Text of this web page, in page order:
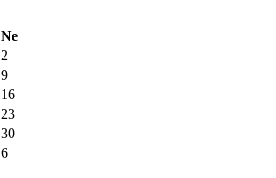
Ne
2
9
16
23
30
6